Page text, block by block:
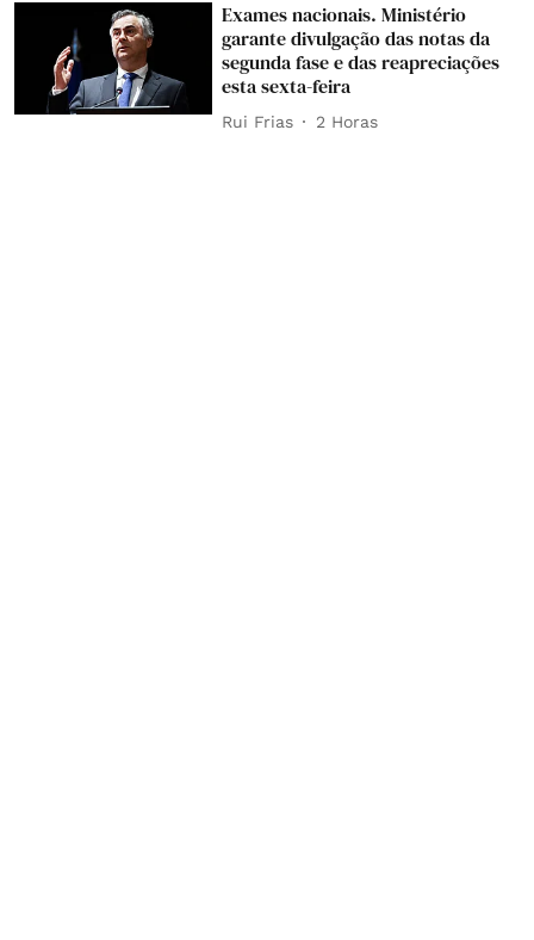
Exames nacionais. Ministério
garante divulgação das notas da
segunda fase e das reapreciações
esta sexta-feira
Rui Frias 2 Horas